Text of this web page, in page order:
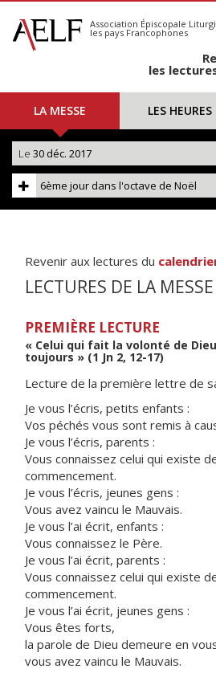
S'abonner
Calendrier
Association Épiscopale
les pays Francophones
les
LA MESSE LES HEURES
Le 30 déc. 2017
6ème jour dans l'octave de Noël
Revenir aux lectures du
LECTURES DE LA MESSE
PREMIÈRE LECTURE
« Celui qui fait la volonté de
toujours » (1 Jn 2, 12-17)
Lecture de la première lettre de
Je vous l’écris, petits enfants :
Vos péchés vous sont remis à
Je vous l’écris, parents :
Vous connaissez celui qui existe
commencement.
Je vous l’écris, jeunes gens :
Vous avez vaincu le Mauvais.
Je vous l’ai écrit, enfants :
Vous connaissez le Père.
Je vous l’ai écrit, parents :
Vous connaissez celui qui existe
commencement.
Je vous l’ai écrit, jeunes gens :
Vous êtes forts,
la parole de Dieu demeure en
vous avez vaincu le Mauvais.